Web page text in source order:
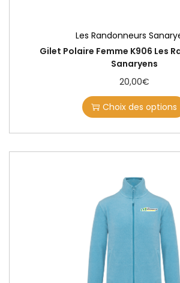
Les Randonneurs
Gilet Polaire Femme K906 Les
Sanaryens
20,00€
Choix des options